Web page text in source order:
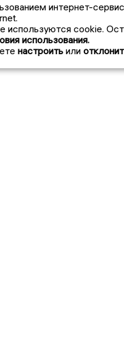
интернет-
используются cookie.
использования.
настроить или